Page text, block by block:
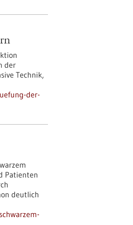
der
Technik,
der-
Patienten
deutlich